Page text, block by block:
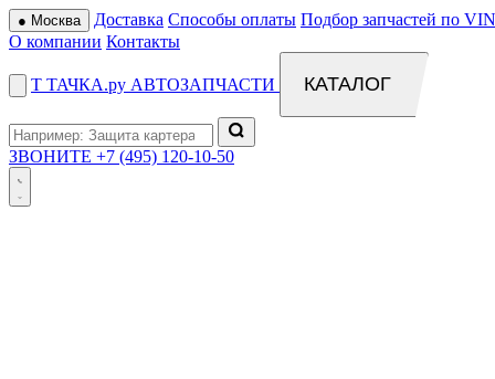
● Москва Доставка Способы оплаты Подбор запчастей по
О компании Контакты
Т ТАЧКА.ру АВТОЗАПЧАСТИ КАТАЛОГ
ЗВОНИТЕ +7 (495) 120-10-50